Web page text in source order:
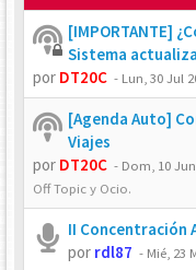
[IMPORTANTE]
Sistema
por DT20C - Lun, 30 Jul
[Agenda Auto]
Viajes
por DT20C - Dom, 10
Off Topic y Ocio.
II Concentración
por rdl87 - Mié, 23